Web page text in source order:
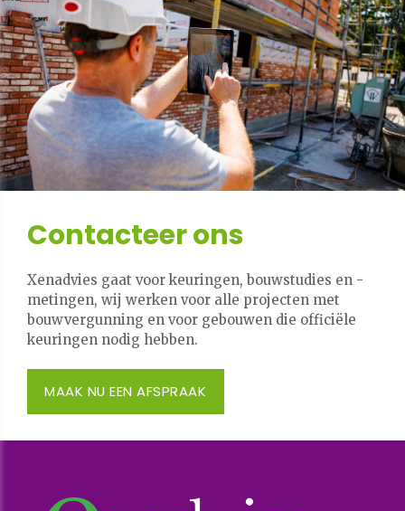
Contacteer ons
Xenadvies gaat voor keuringen, bouwstudies en -
metingen, wij werken voor alle projecten met
bouwvergunning en voor gebouwen die officiële
keuringen nodig hebben.
MAAK NU EEN AFSPRAAK